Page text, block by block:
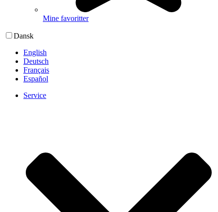
Mine favoritter
Dansk
English
Deutsch
Français
Español
Service